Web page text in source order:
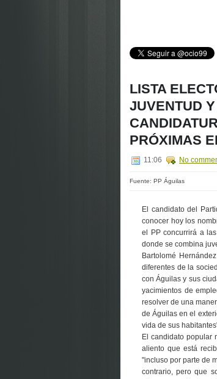
LISTA
JUVENTUD
PRÓXIMAS
11:06 No
Fuente: PP Águilas
El candidato del
conocer hoy los
el PP concurrirá a
donde se combina
Bartolomé
diferentes de la
con Águilas y sus
yacimientos de
resolver de una
de Águilas en el
vida de sus
El candidato popular
aliento que está
"incluso por parte de
contrario, pero que